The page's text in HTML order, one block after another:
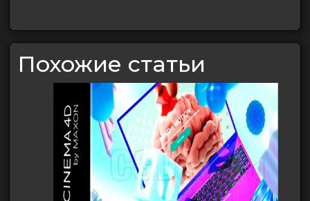
Похожие статьи